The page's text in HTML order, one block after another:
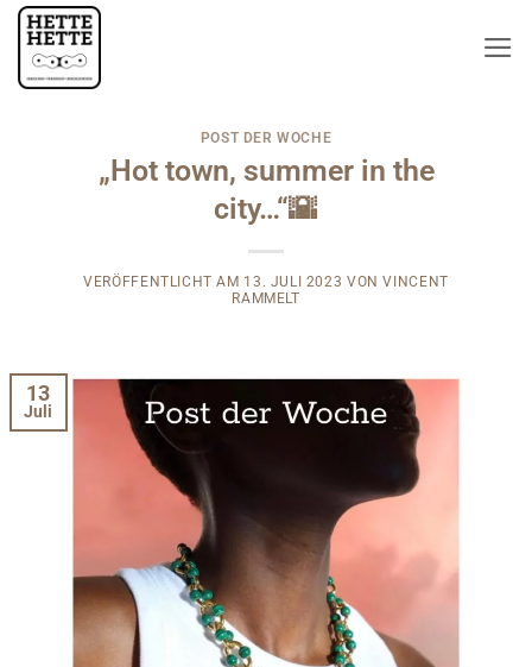
Zum
Inhalt
springen
POST DER WOCHE
„Hot town, summer in the
city…“🌇
VERÖFFENTLICHT AM 13. JULI 2023 VONVINCENT
RAMMELT
13
Juli